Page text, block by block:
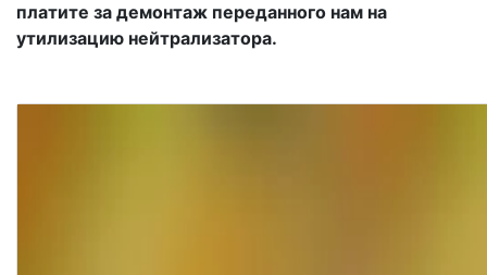
платите за демонтаж переданного нам на
утилизацию нейтрализатора.